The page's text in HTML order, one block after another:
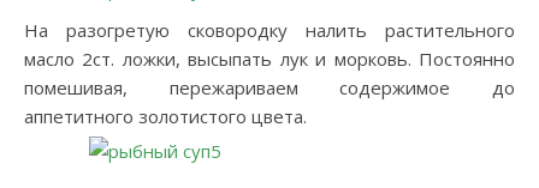
На разогретую сковородку налить растительного
масло 2ст. ложки, высыпать лук и морковь. Постоянно
помешивая, пережариваем содержимое до
аппетитного золотистого цвета.